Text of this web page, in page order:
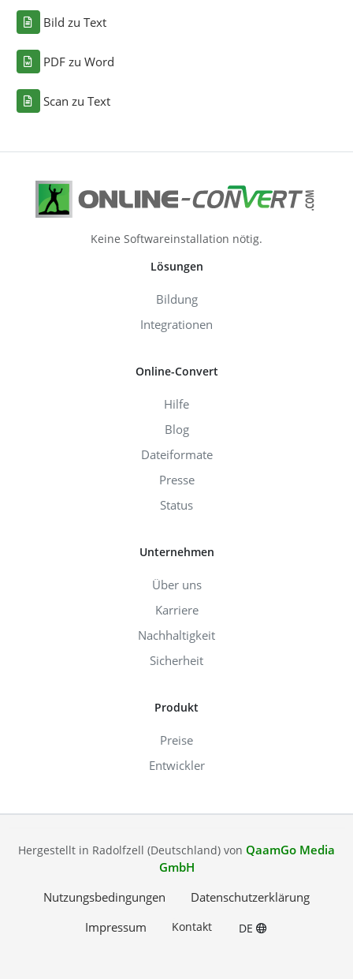
Bild zu Text
PDF zu Word
Scan zu Text
Keine Softwareinstallation nötig.
Lösungen
Bildung
Integrationen
Online-Convert
Hilfe
Blog
Dateiformate
Presse
Status
Unternehmen
Über uns
Karriere
Nachhaltigkeit
Sicherheit
Produkt
Preise
Entwickler
Hergestellt in Radolfzell (Deutschland) von QaamGo Media
GmbH
Nutzungsbedingungen
Datenschutzerklärung
Impressum
Kontakt DE